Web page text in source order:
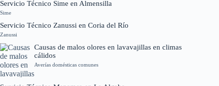
Servicio Técnico Sime en Almensilla
Sime
Servicio Técnico Zanussi en Coria del Río
Zanussi
Causas de malos olores en lavavajillas en climas
cálidos
Averías domésticas comunes